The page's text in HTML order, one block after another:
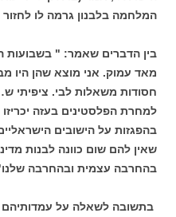
המלחמה בלבנון גרמה לו לחזור
בין הדברים שאמר: " בשבועות
מאד עמוק. אני מוצא שהן היו
חסודות משאלות לבי. ציפיתי
למחרת הפלסטינים בעזה
בהפגזות על הישובים
שאין להם שום כוונה לבנות
בהחרבה עצמית ובהחרבה
בתשובה לשאלה על